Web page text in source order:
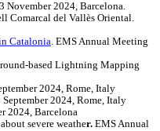
November 2024, Barcelona.
Comarcal del Vallès Oriental.
Catalonia. EMS Annual Meeting
based Lightning Mapping
2024, Rome, Italy
2024, Rome, Italy
2024, Barcelona
severe weather.EMS Annual